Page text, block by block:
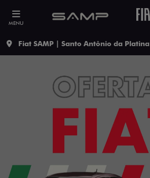
MENU
Fiat SAMP | Santo Antônio da Platina